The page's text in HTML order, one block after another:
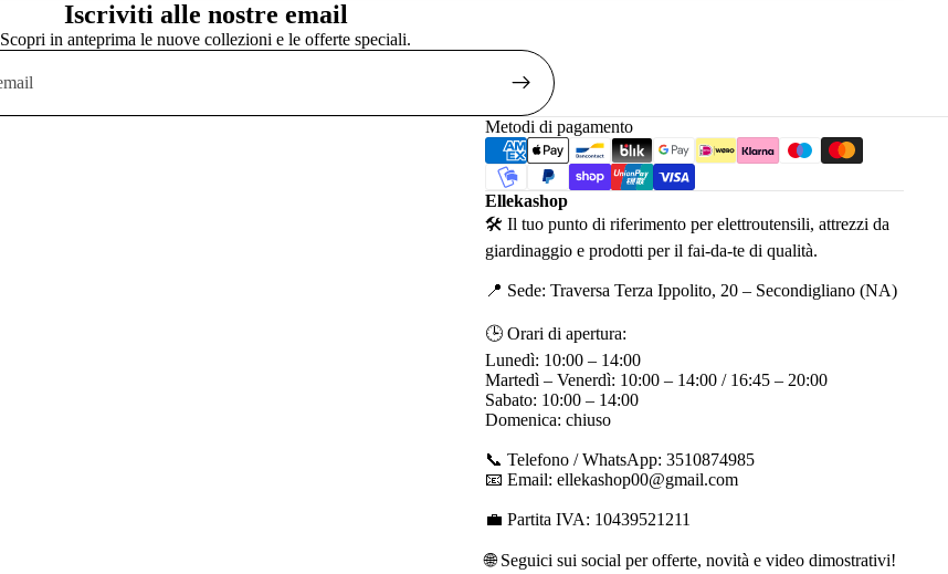
Iscriviti alle nostre email
Scopri in anteprima le nuove collezioni e le offerte speciali.
Metodi di pagamento
Ellekashop
🛠 Il tuo punto di riferimento per elettroutensili, attrezzi da
giardinaggio e prodotti per il fai-da-te di qualità.
📍 Sede: Traversa Terza Ippolito, 20 – Secondigliano (NA)
🕒 Orari di apertura:
Lunedì: 10:00 – 14:00
Martedì – Venerdì: 10:00 – 14:00 / 16:45 – 20:00
Sabato: 10:00 – 14:00
Domenica: chiuso
📞 Telefono / WhatsApp: 3510874985
📧 Email: ellekashop00@gmail.com
💼 Partita IVA: 10439521211
🌐 Seguici sui social per offerte, novità e video dimostrativi!